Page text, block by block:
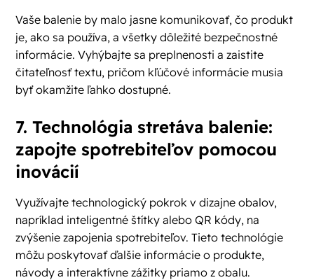
Vaše balenie by malo jasne komunikovať, čo produkt
je, ako sa používa, a všetky dôležité bezpečnostné
informácie. Vyhýbajte sa preplnenosti a zaistite
čitateľnosť textu, pričom kľúčové informácie musia
byť okamžite ľahko dostupné.
7. Technológia stretáva balenie:
zapojte spotrebiteľov pomocou
inovácií
Využívajte technologický pokrok v dizajne obalov,
napríklad inteligentné štítky alebo QR kódy, na
zvýšenie zapojenia spotrebiteľov. Tieto technológie
môžu poskytovať ďalšie informácie o produkte,
návody a interaktívne zážitky priamo z obalu.